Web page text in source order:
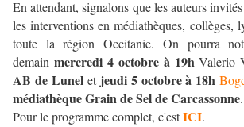
En attendant, signalons que les auteurs
les interventions en médiathèques, collèges,
toute la région Occitanie. On pourra
demain mercredi 4 octobre à 19h Valerio
AB de Lunelet jeudi 5 octobre à 18h
médiathèque Grain de Sel de Carcassonne.
Pour le programme complet, c'estICI.